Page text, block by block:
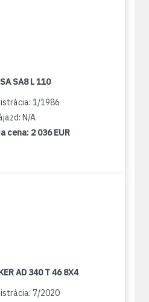
SA8 L 110
1/1986
N/A
cena: 2 036 EUR
AD 340 T 46 8X4
7/2020